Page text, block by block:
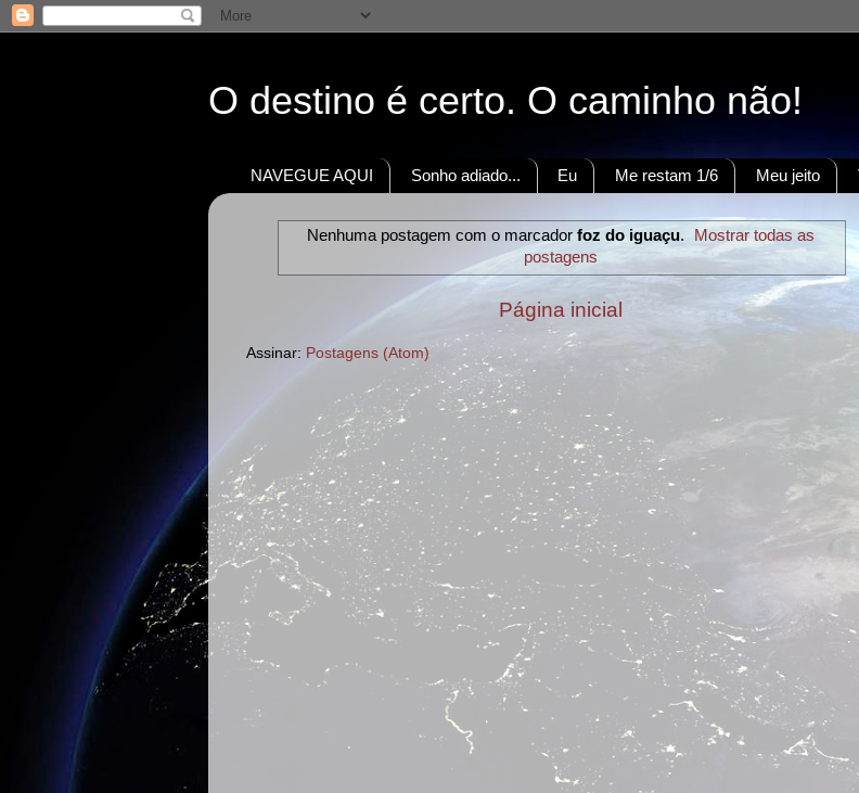
O destino é certo. O caminho não!
NAVEGUE AQUI Sonho adiado... Eu Me restam 1/6 Meu jeito
Nenhuma postagem com o marcador foz do iguaçu.
Mostrar todas as
postagens
Página inicial
Assinar: Postagens (Atom)